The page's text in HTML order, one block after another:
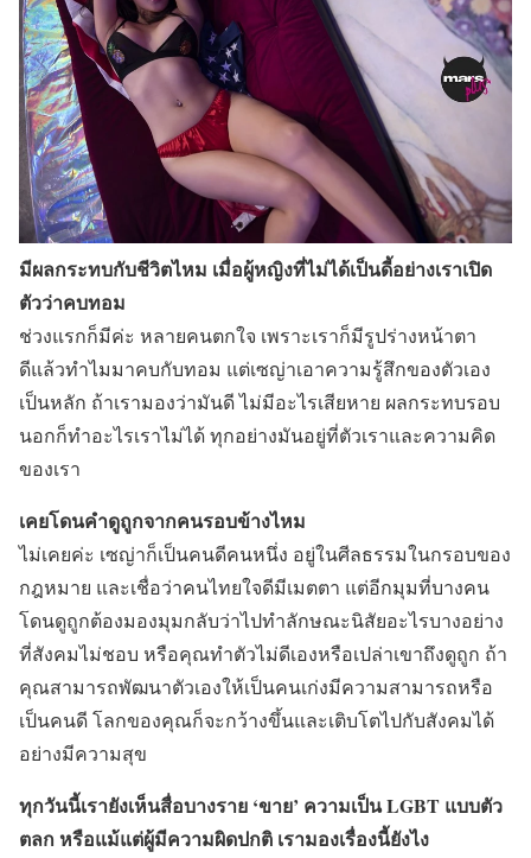
มีผลกระทบกับชีวิตไหม เมื่อผู้หญิงที่ไม่ได้เป็นดี้อย่างเราเปิด
ตัวว่าคบทอม
ช่วงแรกก็มีค่ะ หลายคนตกใจ เพราะเราก็มีรูปร่างหน้าตา
ดีแล้วทำไมมาคบกับทอม แต่เซญ่าเอาความรู้สึกของตัวเอง
เป็นหลัก ถ้าเรามองว่ามันดี ไม่มีอะไรเสียหาย ผลกระทบรอบ
นอกก็ทำอะไรเราไม่ได้ ทุกอย่างมันอยู่ที่ตัวเราและความคิด
ของเรา
เคยโดนคำดูถูกจากคนรอบข้างไหม
ไม่เคยค่ะ เซญ่าก็เป็นคนดีคนหนึ่ง อยู่ในศีลธรรมในกรอบของ
กฎหมาย และเชื่อว่าคนไทยใจดีมีเมตตา แต่อีกมุมที่บางคน
โดนดูถูกต้องมองมุมกลับว่าไปทำลักษณะนิสัยอะไรบางอย่าง
ที่สังคมไม่ชอบ หรือคุณทำตัวไม่ดีเองหรือเปล่าเขาถึงดูถูก ถ้า
คุณสามารถพัฒนาตัวเองให้เป็นคนเก่งมีความสามารถหรือ
เป็นคนดี โลกของคุณก็จะกว้างขึ้นและเติบโตไปกับสังคมได้
อย่างมีความสุข
ทุกวันนี้เรายังเห็นสื่อบางราย ‘ขาย’ ความเป็น LGBT แบบตัว
ตลก หรือแม้แต่ผู้มีความผิดปกติ เรามองเรื่องนี้ยังไง